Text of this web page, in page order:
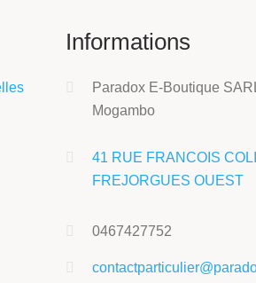
Informations
Paradox E-Boutique
Mogambo
41 RUE FRANCOIS
FREJORGUES OUEST
0467427752